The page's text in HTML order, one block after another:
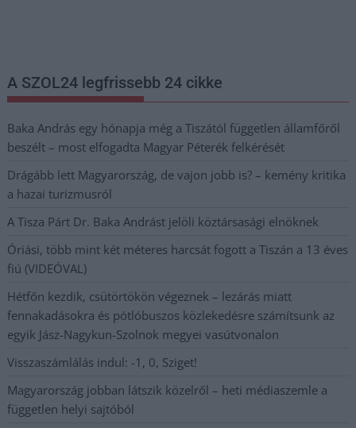
A SZOL24 legfrissebb 24 cikke
Baka András egy hónapja még a Tiszától független államfőről
beszélt – most elfogadta Magyar Péterék felkérését
Drágább lett Magyarország, de vajon jobb is? – kemény kritika
a hazai turizmusról
A Tisza Párt Dr. Baka Andrást jelöli köztársasági elnöknek
Óriási, több mint két méteres harcsát fogott a Tiszán a 13 éves
fiú (VIDEÓVAL)
Hétfőn kezdik, csütörtökön végeznek – lezárás miatt
fennakadásokra és pótlóbuszos közlekedésre számítsunk az
egyik Jász-Nagykun-Szolnok megyei vasútvonalon
Visszaszámlálás indul: -1, 0, Sziget!
Magyarország jobban látszik közelről – heti médiaszemle a
független helyi sajtóból